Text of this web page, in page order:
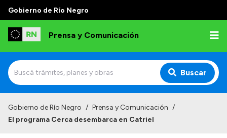
Gobierno de Río Negro
Prensa y Comunicación
Buscar
Gobierno de Río Negro / Prensa y Comunicación /
El programa Cerca desembarca en Catriel